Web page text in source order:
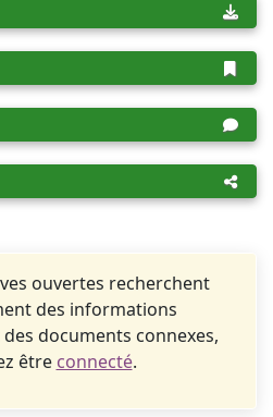
ouvertes recherchent
des informations
documents connexes,
être connecté.